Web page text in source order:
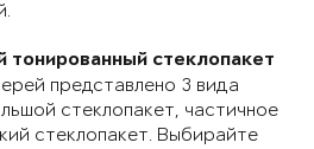
тонированный стеклопакет
представлено 3 вида
стеклопакет, частичное
стеклопакет. Выбирайте